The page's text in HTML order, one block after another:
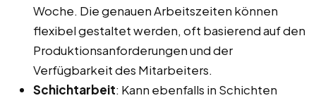
Woche. Die genauen Arbeitszeiten können
flexibel gestaltet werden, oft basierend auf den
Produktionsanforderungen und der
Verfügbarkeit des Mitarbeiters.
Schichtarbeit: Kann ebenfalls in Schichten